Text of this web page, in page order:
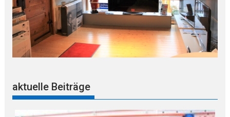
aktuelle Beiträge